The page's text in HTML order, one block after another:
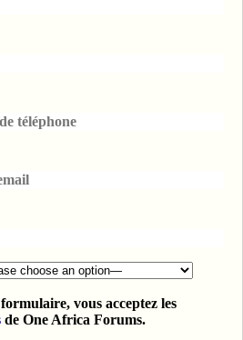
vous acceptez les
de One Africa Forums.